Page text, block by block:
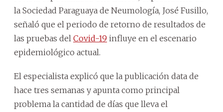
la Sociedad Paraguaya de Neumología, José Fusillo,
señaló que el periodo de retorno de resultados de
las pruebas del Covid-19 influye en el escenario
epidemiológico actual.
El especialista explicó que la publicación data de
hace tres semanas y apunta como principal
problema la cantidad de días que lleva el